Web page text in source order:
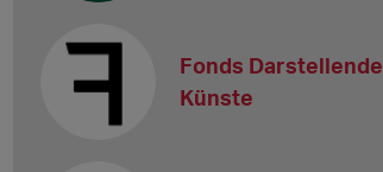
Fonds Darstellende
Künste